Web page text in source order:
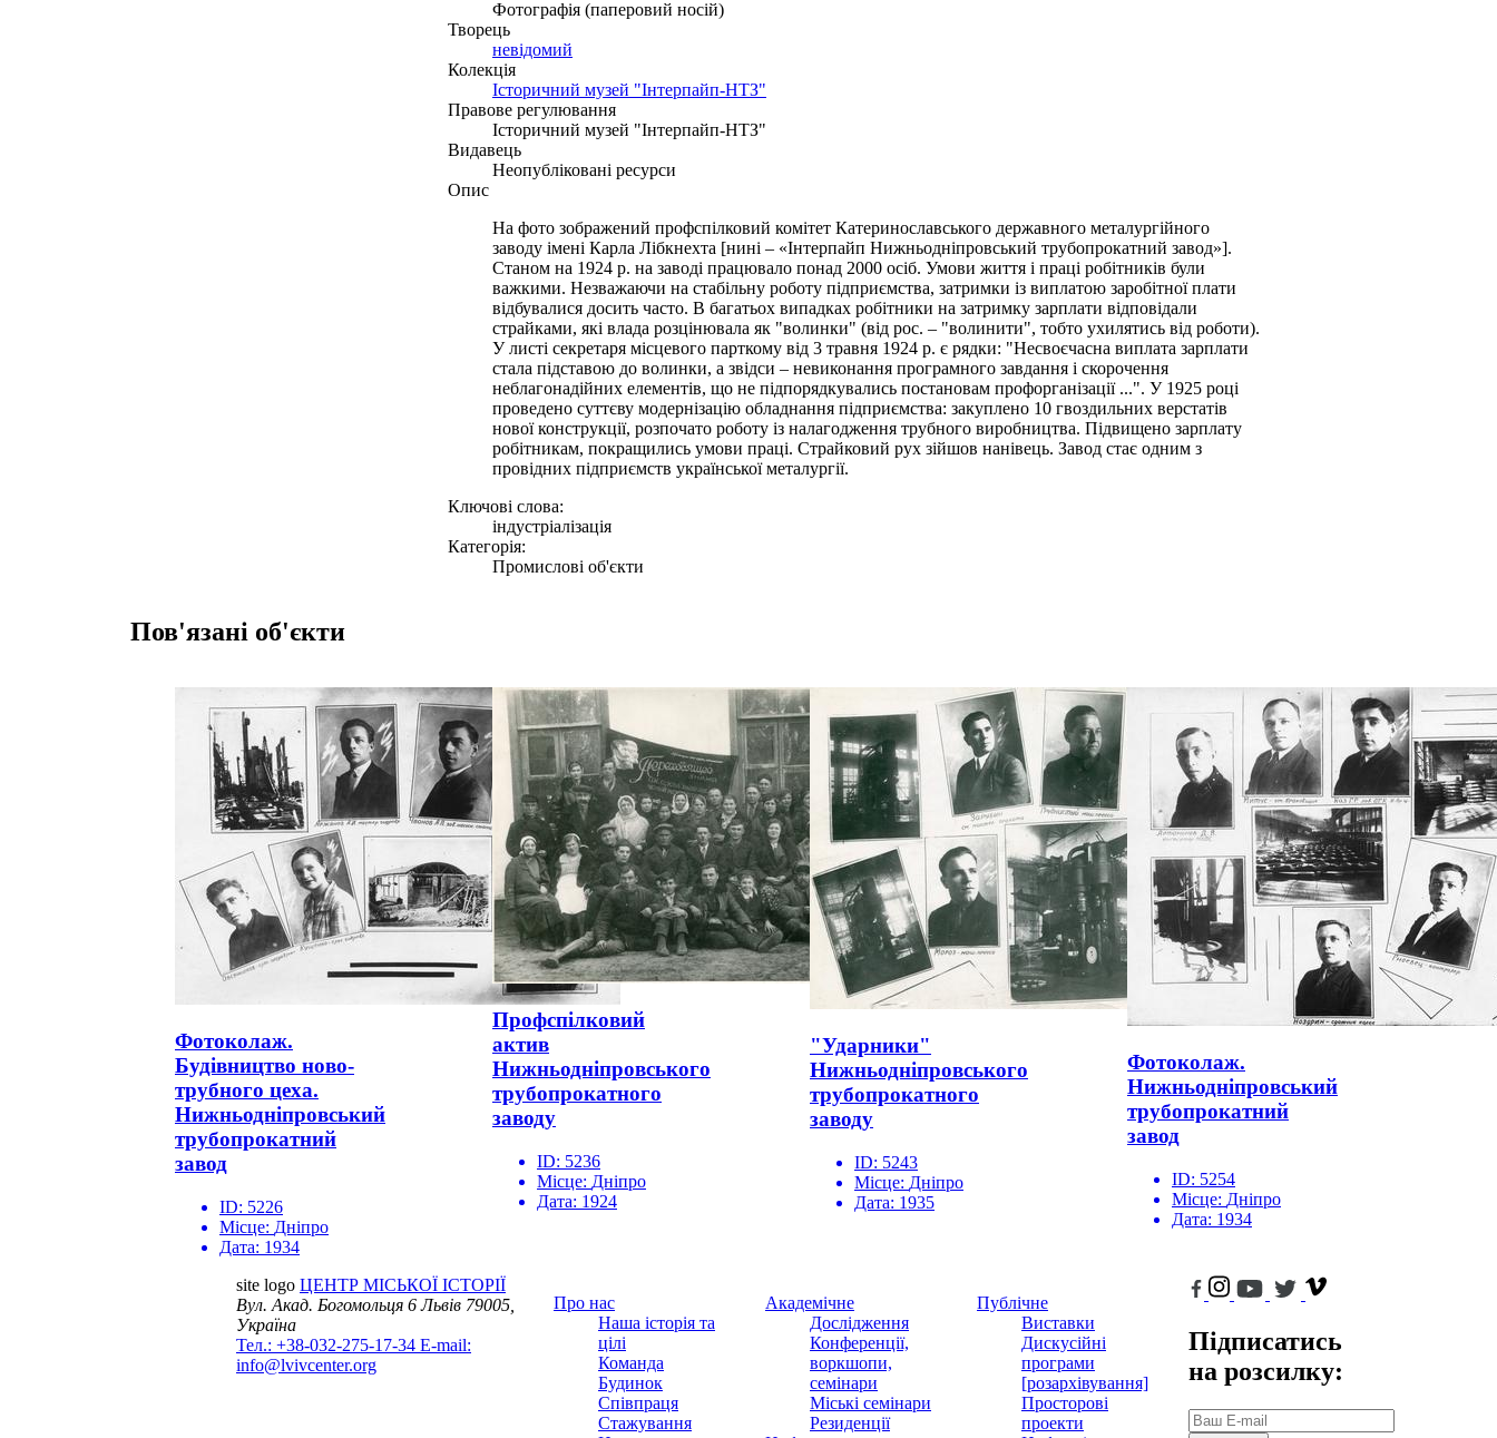
Фотографія (паперовий носій)
Творець
невідомий
Колекція
Історичний музей "Інтерпайп-НТЗ"
Правове регулювання
Історичний музей "Інтерпайп-НТЗ"
Видавець
Неопубліковані ресурси
Опис
На фото зображений профспілковий комітет Катеринославського державного металургійного
заводу імені Карла Лібкнехта [нині – «Інтерпайп Нижньодніпровський трубопрокатний завод»].
Станом на 1924 р. на заводі працювало понад 2000 осіб. Умови життя і праці робітників були
важкими. Незважаючи на стабільну роботу підприємства, затримки із виплатою заробітної плати
відбувалися досить часто. В багатьох випадках робітники на затримку зарплати відповідали
страйками, які влада розцінювала як "волинки" (від рос. – "волинити", тобто ухилятись від роботи).
У листі секретаря місцевого парткому від 3 травня 1924 р. є рядки: "Несвоєчасна виплата зарплати
стала підставою до волинки, а звідси – невиконання програмного завдання і скорочення
неблагонадійних елементів, що не підпорядкувались постановам профорганізації ...". У 1925 році
проведено суттєву модернізацію обладнання підприємства: закуплено 10 гвоздильних верстатів
нової конструкції, розпочато роботу із налагодження трубного виробництва. Підвищено зарплату
робітникам, покращились умови праці. Страйковий рух зійшов нанівець. Завод стає одним з
провідних підприємств української металургії.
Ключові слова:
індустріалізація
Категорія:
Промислові об'єкти
Пов'язані об'єкти
Фотоколаж.
Будівництво ново-
трубного цеха.
Нижньодніпровський
трубопрокатний
завод
ID: 5226
Місце: Дніпро
Дата: 1934
Профспілковий
актив
Нижньодніпровського
трубопрокатного
заводу
ID: 5236
Місце: Дніпро
Дата: 1924
"Ударники"
Нижньодніпровського
трубопрокатного
заводу
ID: 5243
Місце: Дніпро
Дата: 1935
Фотоколаж.
Нижньодніпровський
трубопрокатний
завод
ID: 5254
Місце: Дніпро
Дата: 1934
site logo ЦЕНТР МІСЬКОЇ ІСТОРІЇ
Вул. Акад. Богомольця 6Львів 79005,
Україна
Тел.: +38-032-275-17-34 E-mail:
info@lvivcenter.org
Про нас
Наша історія та
цілі
Команда
Будинок
Співпраця
Стажування
Академічне
Дослідження
Конференції,
воркшопи,
семінари
Міські семінари
Резиденції
Публічне
Виставки
Дискусійні
програми
[розархівування]
Просторові
проекти
Підписатись
на розсилку: